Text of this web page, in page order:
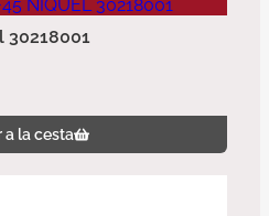
30218001
a la cesta